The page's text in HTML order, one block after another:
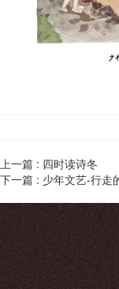
上一篇 : 四时读诗冬
下一篇 : 少年文艺-行走